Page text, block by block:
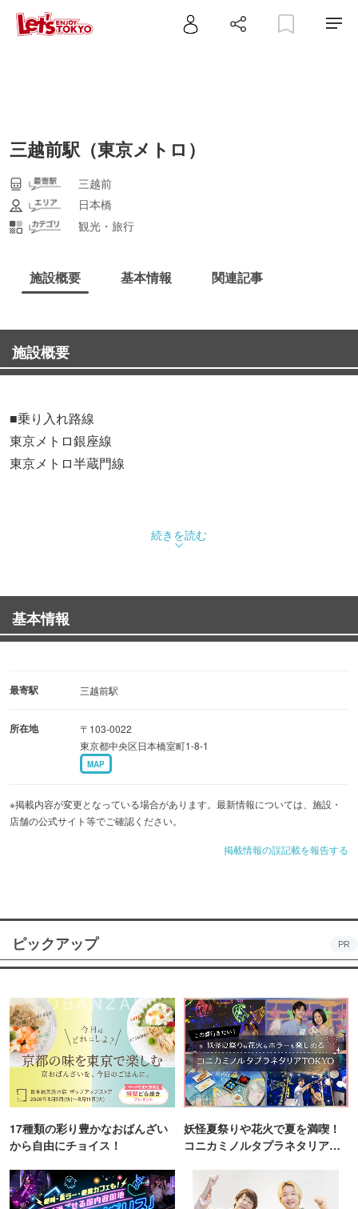
三越前駅（東京メトロ）
三越前
日本橋
観光・旅行
施設概要 基本情報 関連記事
施設概要
■乗り入れ路線
東京メトロ銀座線
東京メトロ半蔵門線
続きを読む
基本情報
最寄駅 三越前駅
所在地
〒103-0022
東京都中央区日本橋室町1-8-1
MAP
※掲載内容が変更となっている場合があります。最新情報については、施設・
店舗の公式サイト等でご確認ください。
掲載情報の誤記載を報告する
ピックアップ PR
17種類の彩り豊かなおばんざい
から自由にチョイス！
妖怪夏祭りや花火で夏を満喫！
コニカミノルタプラネタリア